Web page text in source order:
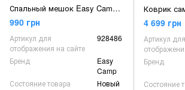
Спальный мешок Easy Camp Cosmos/+8°C Black Left (240148)
990 грн
Артикул для
отображения на сайте
928486
Бренд
Easy
Camp
Состояние товара
Новый
4 699 грн
Артикул для
Бренд
Состояние